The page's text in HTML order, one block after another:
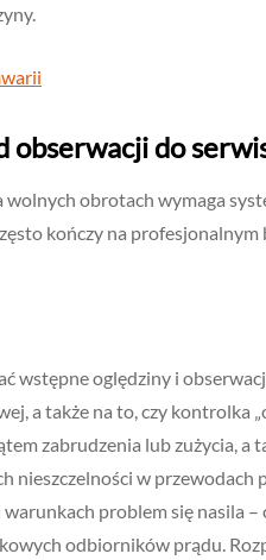
obserwacji do
obrotach wymaga
kończy na profesjonalnym
wstępne oględziny i
a także na to, czy kontrolka
zabrudzenia lub zużycia, a
nieszczelności w przewodach
problem się nasila –
odbiorników prądu.